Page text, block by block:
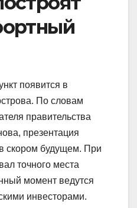
появится в
По словам
правительства
презентация
скором будущем. При
точного места
момент ведутся
инвесторами.